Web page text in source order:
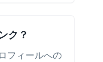
ク？
フィールへの